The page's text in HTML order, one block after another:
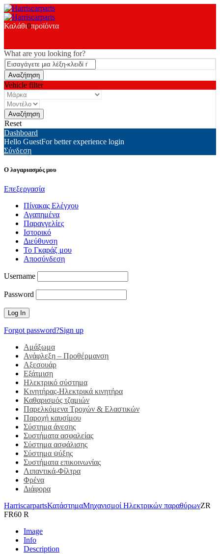
Καλάθι0προϊόντα
What are you looking for?
Vehicle filter
Reset
Dashboard
Hello GuestFor better experience login
Σύνδεση
Ο λογαριασμός μου
Επεξεργασία
Πίνακας Ελέγχου
Αγαπημένα
Παραγγελίες
Ιστορικό
Διεύθυνση
Το Γκαράζ μου
Αποσύνδεση
Username
Password
Forgot password?Sign up
Αμάξωμα
Ανάφλεξη – Προθέρμανση
Αξεσουάρ
Εξάτμιση
Ηλεκτρικό σύστημα
Κινητήρας-Ηλεκτρικά κινητήρα
Καθαρισμός τζαμιών
Παρελκόμενα Τροχών & Ελαστικών
Παροχή καυσίμου
Σύστημα άνεσης
Συστήματα ασφαλείας
Σύστημα ασφάλισης
Σύστημα ψύξης
Συστήματα επικοινωνίας
Λιπαντικά-Φίλτρα
Φρένα
Διάφορα
HarriscarpartsΚατάστημαΜηχανισμοί Ηλεκτρικών παραθύρωνZR
FR60 R
Image
Info
Description